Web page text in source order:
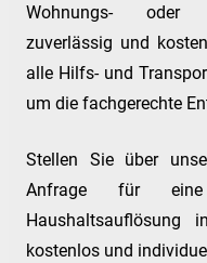
Wohnungs- oder
zuverlässig und
alle Hilfs- und
um die fachgerechte
Stellen Sie über
Anfrage für eine
kostenlos und